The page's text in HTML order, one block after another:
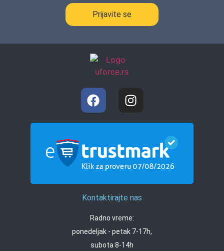
Prijavite se
Kontaktirajte nas
Radno vreme:
ponedeljak - petak 7-17h,
subota 8-14h